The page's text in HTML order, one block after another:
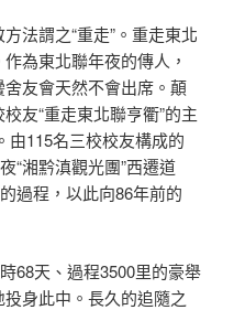
法謂之“重走”。重走東北
為東北聯年夜的傳人，
友會天然不會出席。顛
友“重走東北聯亨衢”的主
由115名三校校友構成的
“湘黔滇觀光團”西遷道
過程，以此向86年前的
68天、過程3500里的豪舉
身此中。長久的追隨之